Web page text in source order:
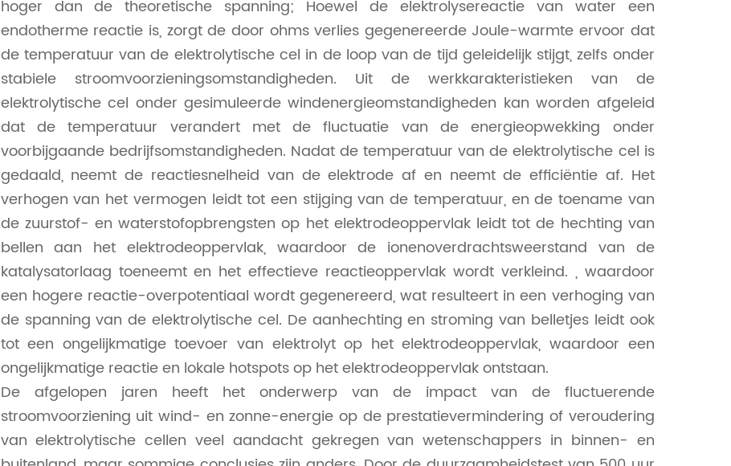
hoger dan de theoretische spanning; Hoewel de elektrolysereactie van water een
endotherme reactie is, zorgt de door ohms verlies gegenereerde Joule-warmte ervoor dat
de temperatuur van de elektrolytische cel in de loop van de tijd geleidelijk stijgt, zelfs onder
stabiele stroomvoorzieningsomstandigheden. Uit de werkkarakteristieken van de
elektrolytische cel onder gesimuleerde windenergieomstandigheden kan worden afgeleid
dat de temperatuur verandert met de fluctuatie van de energieopwekking onder
voorbijgaande bedrijfsomstandigheden. Nadat de temperatuur van de elektrolytische cel is
gedaald, neemt de reactiesnelheid van de elektrode af en neemt de efficiëntie af. Het
verhogen van het vermogen leidt tot een stijging van de temperatuur, en de toename van
de zuurstof- en waterstofopbrengsten op het elektrodeoppervlak leidt tot de hechting van
bellen aan het elektrodeoppervlak, waardoor de ionenoverdrachtsweerstand van de
katalysatorlaag toeneemt en het effectieve reactieoppervlak wordt verkleind. , waardoor
een hogere reactie-overpotentiaal wordt gegenereerd, wat resulteert in een verhoging van
de spanning van de elektrolytische cel. De aanhechting en stroming van belletjes leidt ook
tot een ongelijkmatige toevoer van elektrolyt op het elektrodeoppervlak, waardoor een
ongelijkmatige reactie en lokale hotspots op het elektrodeoppervlak ontstaan.
De afgelopen jaren heeft het onderwerp van de impact van de fluctuerende
stroomvoorziening uit wind- en zonne-energie op de prestatievermindering of veroudering
van elektrolytische cellen veel aandacht gekregen van wetenschappers in binnen- en